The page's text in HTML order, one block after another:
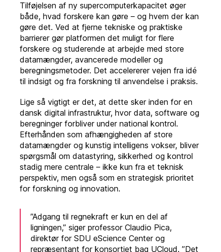
Tilføjelsen af ny supercomputerkapacitet øger
både, hvad forskere kan gøre – og hvem der kan
gøre det. Ved at fjerne tekniske og praktiske
barrierer gør platformen det muligt for flere
forskere og studerende at arbejde med store
datamængder, avancerede modeller og
beregningsmetoder. Det accelererer vejen fra idé
til indsigt og fra forskning til anvendelse i praksis.
Lige så vigtigt er det, at dette sker inden for en
dansk digital infrastruktur, hvor data, software og
beregninger forbliver under national kontrol.
Efterhånden som afhængigheden af store
datamængder og kunstig intelligens vokser, bliver
spørgsmål om datastyring, sikkerhed og kontrol
stadig mere centrale – ikke kun fra et teknisk
perspektiv, men også som en strategisk prioritet
for forskning og innovation.
”Adgang til regnekraft er kun en del af
ligningen,” siger professor Claudio Pica,
direktør for SDU eScience Center og
repræsentant for konsortiet bag UCloud. ”Det